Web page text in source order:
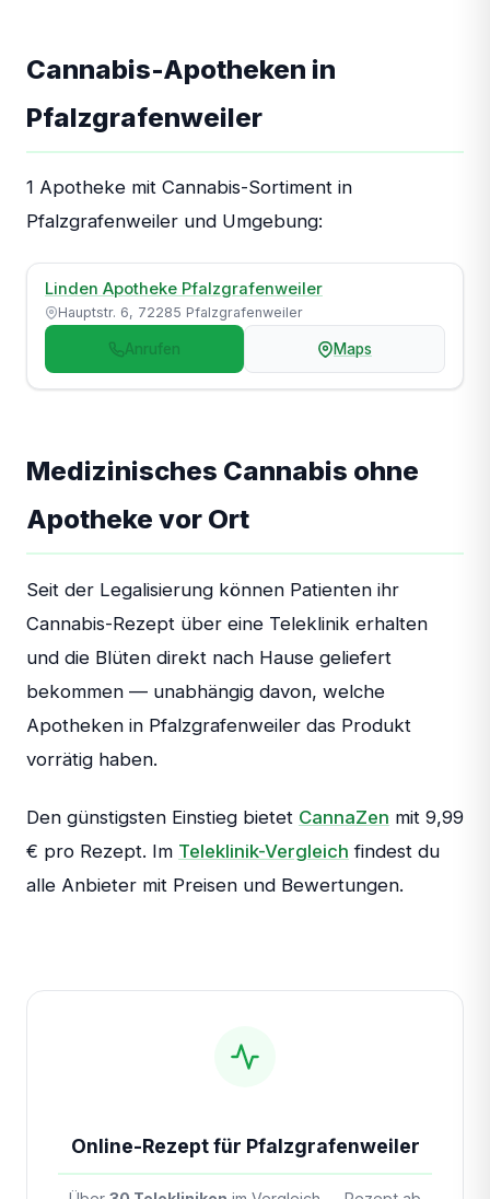
Cannabis-Apotheken in
Pfalzgrafenweiler
1 Apotheke mit Cannabis-Sortiment in
Pfalzgrafenweiler und Umgebung:
Linden Apotheke Pfalzgrafenweiler
Hauptstr. 6, 72285 Pfalzgrafenweiler
Anrufen Maps
Medizinisches Cannabis ohne
Apotheke vor Ort
Seit der Legalisierung können Patienten ihr
Cannabis-Rezept über eine Teleklinik erhalten
und die Blüten direkt nach Hause geliefert
bekommen — unabhängig davon, welche
Apotheken in Pfalzgrafenweiler das Produkt
vorrätig haben.
Den günstigsten Einstieg bietet CannaZen mit 9,99
€ pro Rezept. Im Teleklinik-Vergleich findest du
alle Anbieter mit Preisen und Bewertungen.
Online-Rezept für Pfalzgrafenweiler